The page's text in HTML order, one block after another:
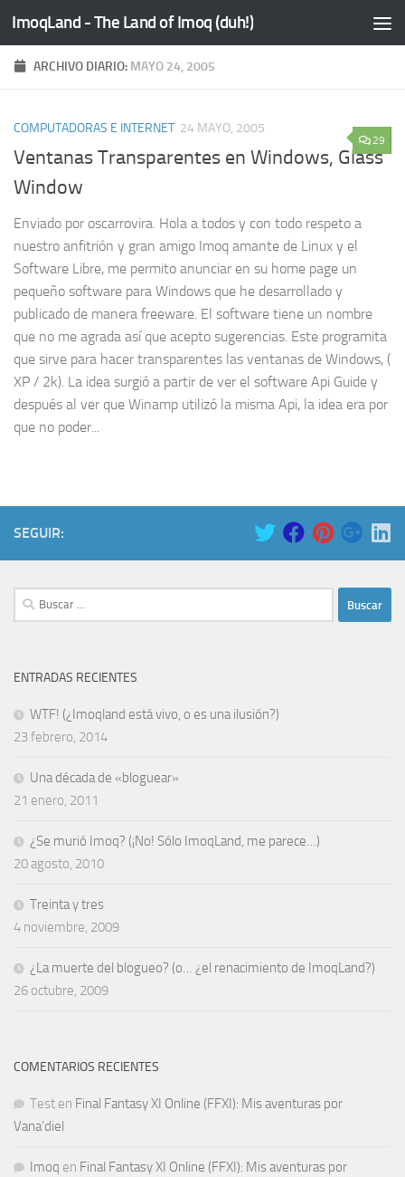
Saltar al contenido
ImoqLand - The Land of Imoq (duh!)
ARCHIVO DIARIO: MAYO 24, 2005
29
COMPUTADORAS E INTERNET 24 MAYO, 2005
Ventanas Transparentes en Windows, Glass
Window
Enviado por oscarrovira. Hola a todos y con todo respeto a
nuestro anfitrión y gran amigo Imoq amante de Linux y el
Software Libre, me permito anunciar en su home page un
pequeño software para Windows que he desarrollado y
publicado de manera freeware. El software tiene un nombre
que no me agrada así que acepto sugerencias. Este programita
que sirve para hacer transparentes las ventanas de Windows, (
XP / 2k). La idea surgió a partir de ver el software Api Guide y
después al ver que Winamp utilizó la misma Api, la idea era por
que no poder...
SEGUIR:
Buscar:
ENTRADAS RECIENTES
WTF! (¿Imoqland está vivo, o es una ilusión?)
23 febrero, 2014
Una década de «bloguear»
21 enero, 2011
¿Se murió Imoq? (¡No! Sólo ImoqLand, me parece…)
20 agosto, 2010
Treinta y tres
4 noviembre, 2009
¿La muerte del blogueo? (o… ¿el renacimiento de ImoqLand?)
26 octubre, 2009
COMENTARIOS RECIENTES
Test en Final Fantasy XI Online (FFXI): Mis aventuras por
Vana’diel
Imoq en Final Fantasy XI Online (FFXI): Mis aventuras por